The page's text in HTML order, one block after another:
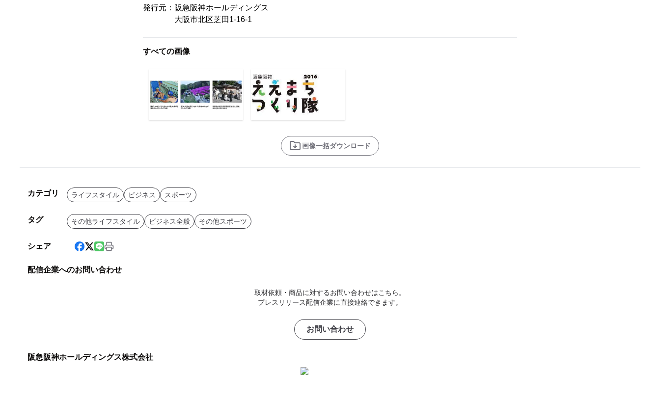
発行元：阪急阪神ホールディングス
大阪市北区芝田1-16-1
すべての画像
画像一括ダウンロード
カテゴリ ライフスタイル ビジネス スポーツ
タグ その他ライフスタイル ビジネス全般 その他スポーツ
シェア
配信企業へのお問い合わせ
取材依頼・商品に対するお問い合わせはこちら。
プレスリリース配信企業に直接連絡できます。
お問い合わせ
阪急阪神ホールディングス株式会社